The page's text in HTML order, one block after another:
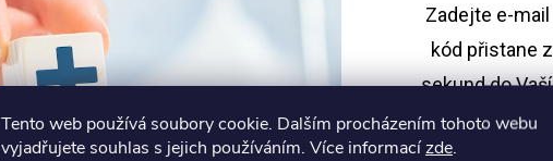
Tento web používá soubory cookie. Dalším procházením tohoto webu
vyjadřujete souhlas s jejich používáním. Více informacízde.
Zadejte e-
kód přistane
sekund do
Sleva platí při